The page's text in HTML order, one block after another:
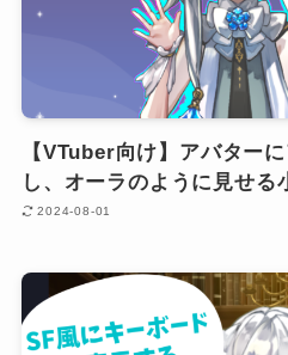
【VTuber向け】アバター
し、オーラのように見せる
2024-08-01